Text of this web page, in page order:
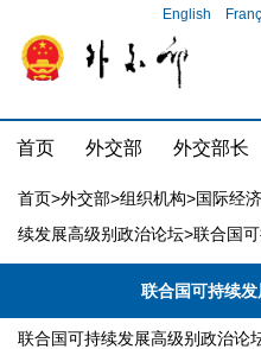
English
首页 外交部 外交部长
首页>外交部>组织机构>国际经
续发展高级别政治论坛>联合国
联合国可持续
联合国可持续发展高级别政治论